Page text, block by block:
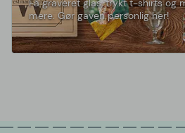
Få graveret glas, trykt t-shirts og
mere. Gør gaven personlig her!